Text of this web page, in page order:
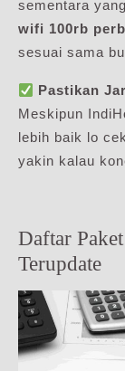
sementara
wifi 100rb
sesuai sama
Pastikan
Meskipun
lebih baik lo
yakin kalau
Daftar
Terupdate